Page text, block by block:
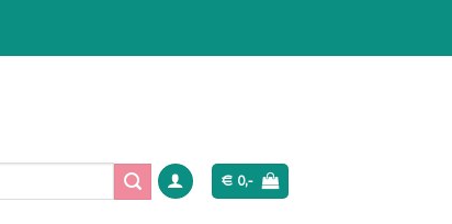
€ 0,-